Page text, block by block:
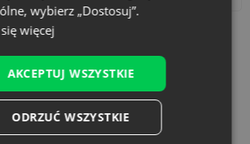
i zamówienia naszych
welurowych, które z pewnością
wybierz „Dostosuj”.
więcej
AKCEPTUJ WSZYSTKIE
ODRZUĆ WSZYSTKIE